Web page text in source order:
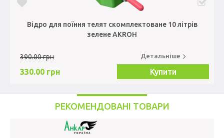
Відро для поїння телят скомплектоване 10 літрів
зелене AKROH
390.00 грн
330.00 грн
Детальніше
Купити
РЕКОМЕНДОВАНІ ТОВАРИ